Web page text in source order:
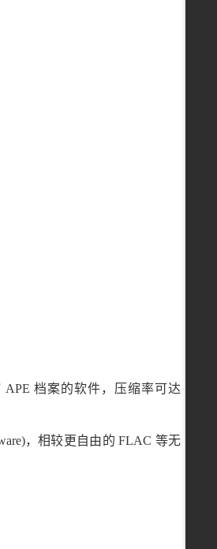
APE 档案的软件，压缩率可达
，相较更自由的 FLAC 等无